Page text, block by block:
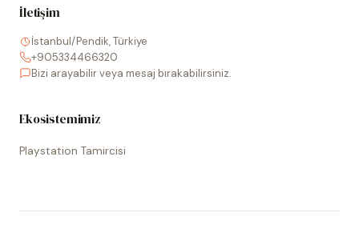
İletişim
İstanbul/Pendik, Türkiye
+905334466320
Bizi arayabilir veya mesaj bırakabilirsiniz.
Ekosistemimiz
Playstation Tamircisi